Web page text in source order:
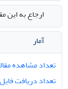
ارجاع به این
آمار
تعداد مشاهده
تعداد دریافت